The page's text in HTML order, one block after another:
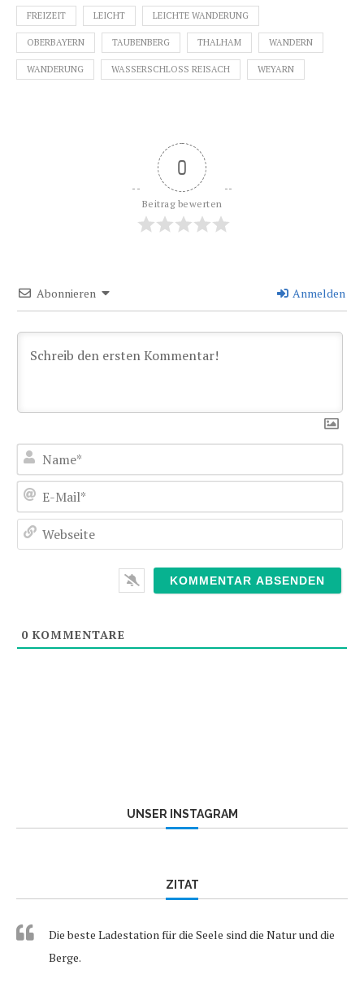
FREIZEIT LEICHT LEICHTE WANDERUNG
OBERBAYERN TAUBENBERG THALHAM WANDERN
WANDERUNG WASSERSCHLOSS REISACH WEYARN
0
Beitrag bewerten
Abonnieren Anmelden
0 KOMMENTARE
UNSER INSTAGRAM
ZITAT
Die beste Ladestation für die Seele sind die Natur und die
Berge.